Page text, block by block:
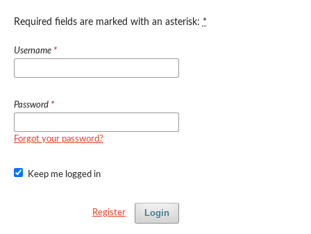
Required fields are marked with an asterisk: *
Username *
Password *
Forgot your password?
Keep me logged in
Login
Register